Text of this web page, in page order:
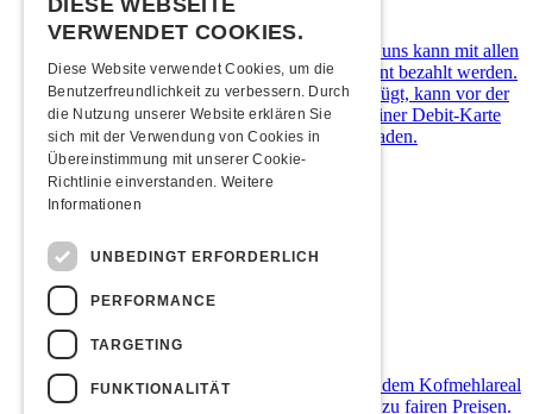
Die Kulturfabrik Kofmehl ist cashfree. Bei uns kann mit allen
gängigen Debit- & Kreditkarten sowie Twint bezahlt werden.
Wer über kein digitales Zahlungsmittel verfügt, kann vor der
Abendkasse ein Kofmehl-Wallet in Form einer Debit-Karte
kostenlos beziehen und diese mit Bargeld laden.
Übernachten
Hotel Kreuz Solothurn
H4 Hotel
Weitere Unterkünfte
Foodtruck
Ab 21:00 Uhr verwöhnt ein Foodtruck auf dem Kofmehlareal
die Gäste mit einem breiten Essensangebot zu fairen Preisen.
DIESE WEBSEITE
VERWENDET COOKIES.
Diese Website verwendet Cookies, um die
Benutzerfreundlichkeit zu verbessern. Durch
die Nutzung unserer Website erklären Sie
sich mit der Verwendung von Cookies in
Übereinstimmung mit unserer Cookie-
Richtlinie einverstanden. Weitere
Informationen
UNBEDINGT ERFORDERLICH
PERFORMANCE
TARGETING
FUNKTIONALITÄT